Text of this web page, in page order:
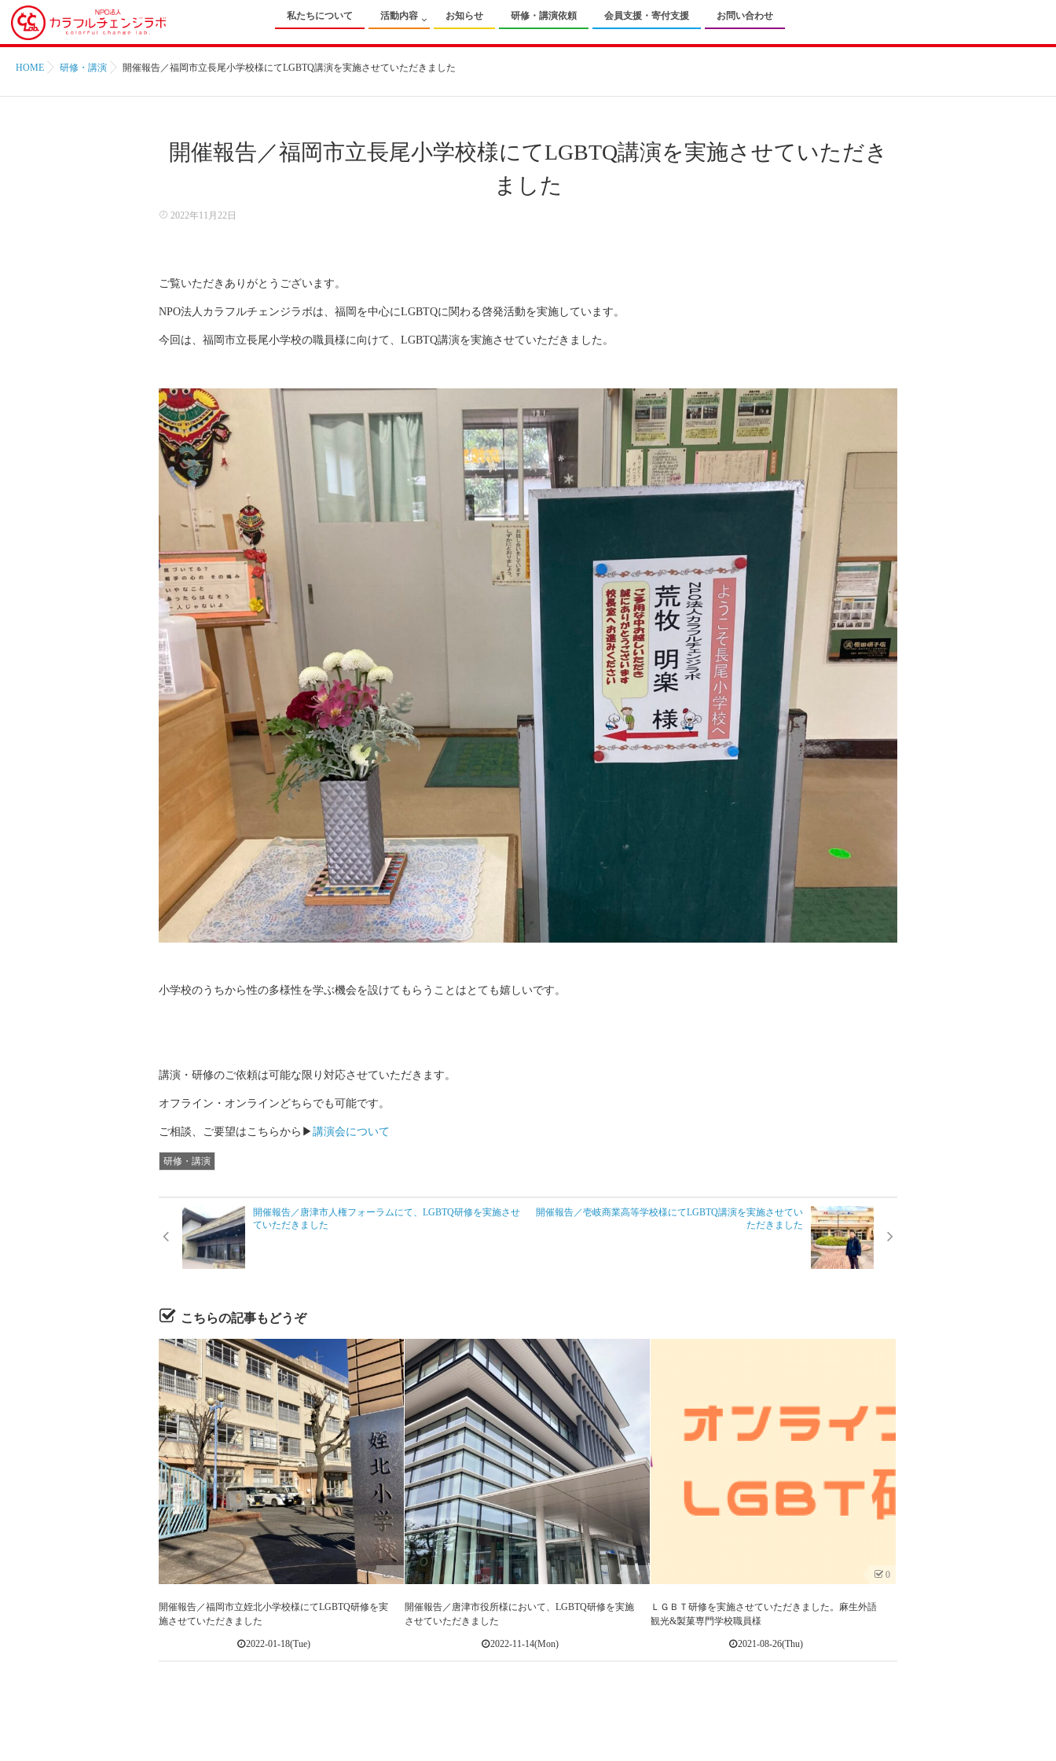
私たちについて 活動内容 お知らせ 研修・講演依頼 会員支援・寄付支援 お問い合わせ
HOME 研修・講演 開催報告／福岡市立長尾小学校様にてLGBTQ講演を実施させていただきました
開催報告／福岡市立長尾小学校様にてLGBTQ講演を実施させていただき
ました
2022年11月22日
ご覧いただきありがとうございます。
NPO法人カラフルチェンジラボは、福岡を中心にLGBTQに関わる啓発活動を実施しています。
今回は、福岡市立長尾小学校の職員様に向けて、LGBTQ講演を実施させていただきました。
小学校のうちから性の多様性を学ぶ機会を設けてもらうことはとても嬉しいです。
講演・研修のご依頼は可能な限り対応させていただきます。
オフライン・オンラインどちらでも可能です。
ご相談、ご要望はこちらから▶ 講演会について
研修・講演
開催報告／唐津市人権フォーラムにて、LGBTQ研修を実施させ
ていただきました
開催報告／壱岐商業高等学校様にてLGBTQ講演を実施させてい
ただきました
こちらの記事もどうぞ
0
開催報告／福岡市立姪北小学校様にてLGBTQ研修を実
施させていただきました
2022-01-18(Tue)
0
開催報告／唐津市役所様において、LGBTQ研修を実施
させていただきました
2022-11-14(Mon)
0
ＬＧＢＴ研修を実施させていただきました。麻生外語
観光&製菓専門学校職員様
2021-08-26(Thu)